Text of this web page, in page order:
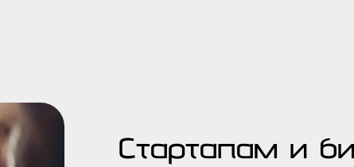
Стартапам и